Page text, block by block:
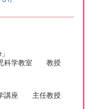
学教室 教授
座 主任教授